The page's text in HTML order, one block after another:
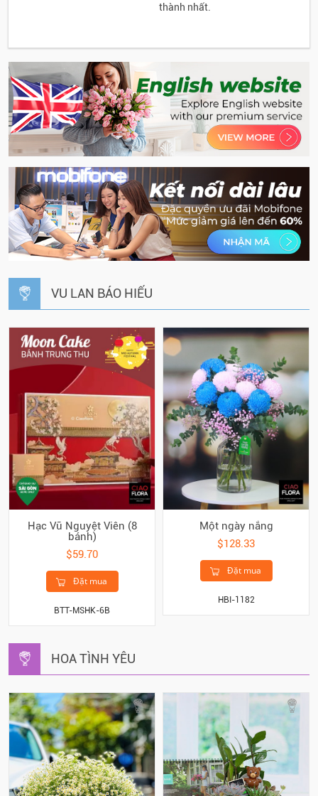
thành nhất.
VU LAN BÁO HIẾU
Hạc Vũ Nguyệt Viên (8
bánh)
$59.70
Đặt mua
BTT-MSHK-6B
Một ngày nắng
$128.33
Đặt mua
HBI-1182
HOA TÌNH YÊU